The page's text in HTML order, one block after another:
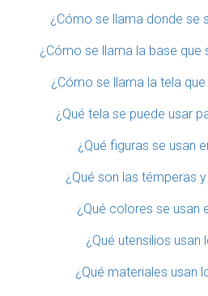
¿Cómo se llama donde se
¿Cómo se llama la base que
¿Cómo se llama la tela
¿Qué tela se puede usar
¿Qué figuras se usan
¿Qué son las témperas
¿Qué colores se usan
¿Qué utensilios usan
¿Qué materiales usan